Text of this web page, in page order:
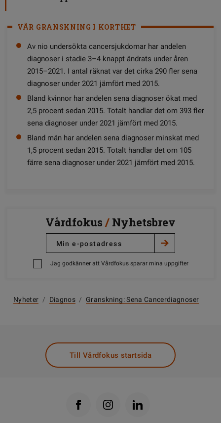
VÅR GRANSKNING I KORTHET
Av nio undersökta cancersjukdomar har andelen
diagnoser i stadie 3–4 knappt ändrats under åren
2015–2021. I antal räknat var det cirka 290 fler sena
diagnoser under 2021 jämfört med 2015.
Bland kvinnor har andelen sena diagnoser ökat med
2,5 procent sedan 2015. Totalt handlar det om 393 fler
sena diagnoser under 2021 jämfört med 2015.
Bland män har andelen sena diagnoser minskat med
1,5 procent sedan 2015. Totalt handlar det om 105
färre sena diagnoser under 2021 jämfört med 2015.
Vårdfokus / Nyhetsbrev
Jag godkänner att Vårdfokus sparar mina uppgifter
Nyheter / Diagnos / Granskning: Sena Cancerdiagnoser
Till Vårdfokus startsida